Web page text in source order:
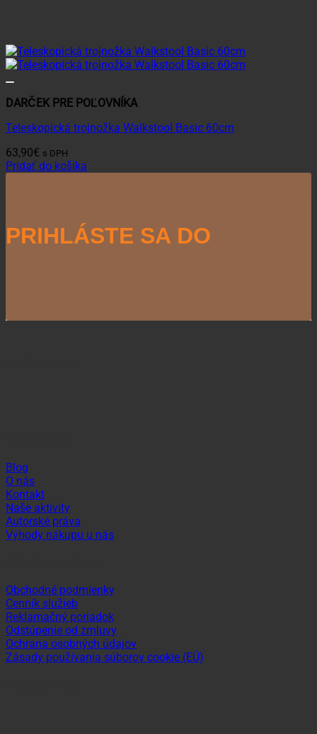
DARČEK PRE POĽOVNÍKA
Teleskopická trojnožka Walkstool Basic 60cm
63,90€ s DPH
Pridať do košíka
PRIHLÁSTE SA DO
Blog
O nás
Kontakt
Naše aktivity
Autorské práva
Výhody nákupu u nás
Obchodné podmienky
Cenník služieb
Reklamačný poriadok
Odstúpenie od zmluvy
Ochrana osobných údajov
Zásady používania súborov cookie (EÚ)